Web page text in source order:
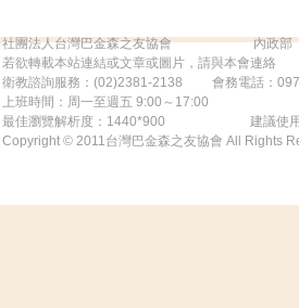
社團法人台灣巴金森之友協會 內政部 台
若欲轉載本站連結或文章或圖片，請與本會連絡
衛教諮詢服務：(02)2381-2138 會務電話：
上班時間：周一至週五 9:00～17:00
最佳瀏覽解析度：1440*900 建議使用
Copyright © 2011台灣巴金森之友協會 All Rights